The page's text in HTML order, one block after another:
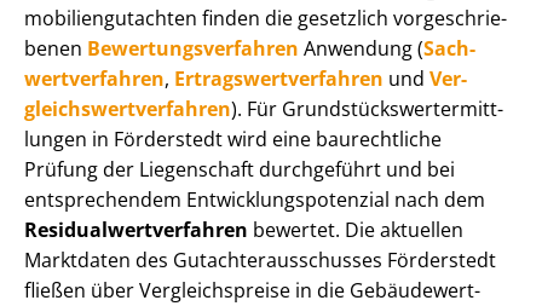
mo­bi­li­en­gut­ach­ten finden die gesetzlich vor­ge­schrie­
be­nen Be­wer­tungs­ver­fah­ren Anwendung (Sach­
wert­ver­fah­ren, Er­trags­wert­ver­fah­ren und Ver­
gleichs­wert­ver­fah­ren). Für Grund­stücks­wert­ermitt­
lun­gen in Förderstedt wird eine baurechtliche
Prüfung der Liegenschaft durchgeführt und bei
entsprechendem Ent­wick­lungs­po­ten­zi­al nach dem
Re­si­du­al­wert­ver­fah­ren bewertet. Die aktuellen
Marktdaten des Gut­ach­ter­aus­schus­ses Förderstedt
fließen über Ver­gleichs­prei­se in die Ge­bäu­de­wert­